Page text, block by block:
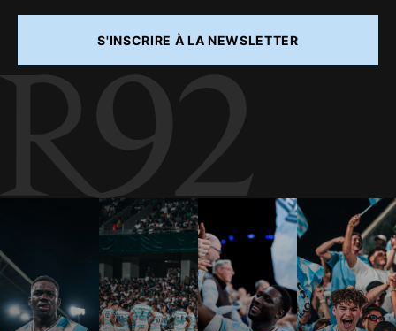
S'INSCRIRE À LA NEWSLETTER